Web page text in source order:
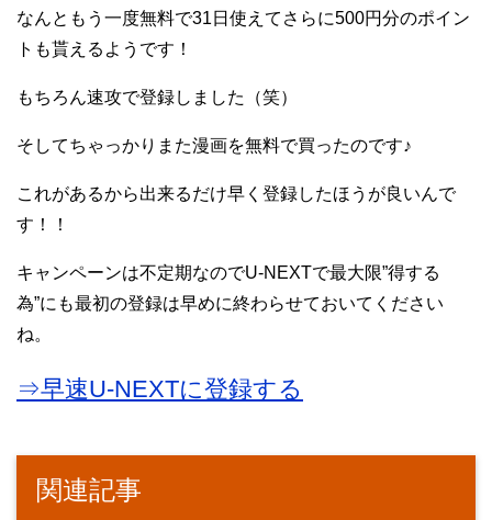
なんともう一度無料で31日使えてさらに500円分のポイン
トも貰えるようです！
もちろん速攻で登録しました（笑）
そしてちゃっかりまた漫画を無料で買ったのです♪
これがあるから出来るだけ早く登録したほうが良いんで
す！！
キャンペーンは不定期なのでU-NEXTで最大限”得する
為”にも最初の登録は早めに終わらせておいてください
ね。
⇒早速U-NEXTに登録する
関連記事